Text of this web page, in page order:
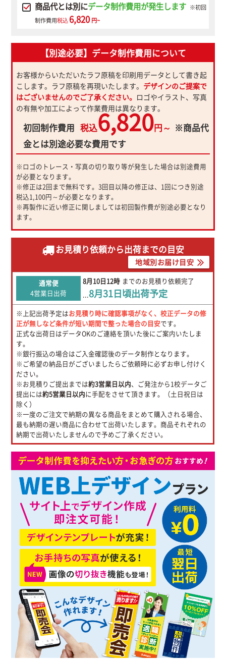
商品代とは別にデータ制作費用が発生します ※初回
制作費用税込 6,820 円~
【別途必要】データ制作費用について
お客様からいただいたラフ原稿を印刷用データとして書き起
こします。ラフ原稿を再現いたします。 デザインのご提案で
はございませんのでご了承ください。 ロゴやイラスト、写真
の有無や加工によって作業費用は異なります。
初回制作費用 税込6,820円～ ※商品代
金とは別途必要な費用です
※ロゴのトレース・写真の切り取り等が発生した場合は別途費用
が必要となります。
※修正は2回まで無料です。3回目以降の修正は、1回につき別途
税込1,100円～が必要となります。
※再製作に近い修正に関しましては初回製作費が別途必要となり
ます。
お見積り依頼から出荷までの目安
地域別お届け目安
通常便
4営業日出荷
8月10日12時 までのお見積り依頼完了
...8月31日頃出荷予定
※上記出荷予定はお見積り時に確認事項がなく、校正データの修
正が無しなど条件が短い期間で整った場合の目安です。
正式な出荷日はデータOKのご連絡を頂いた後にご案内いたしま
す。
※銀行振込の場合はご入金確認後のデータ制作となります。
※ご希望の納品日がございましたらご依頼時に必ずお申し付けく
ださい。
※お見積りご提出までは約3営業日以内、ご発注から1校データご
提出には約5営業日以内に手配をさせて頂きます。（土日祝日は
除く）
※一度のご注文で納期の異なる商品をまとめて購入される場合、
最も納期の遅い商品に合わせて出荷いたします。商品それぞれの
納期で出荷いたしませんので予めご了承ください。